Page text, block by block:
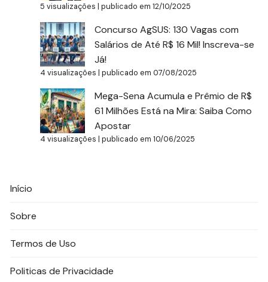
5 visualizações |publicado em 12/10/2025
Concurso AgSUS: 130 Vagas com
Salários de Até R$ 16 Mil! Inscreva-se
Já!
4 visualizações |publicado em 07/08/2025
Mega-Sena Acumula e Prêmio de R$
61 Milhões Está na Mira: Saiba Como
Apostar
4 visualizações |publicado em 10/06/2025
Início
Sobre
Termos de Uso
Politicas de Privacidade